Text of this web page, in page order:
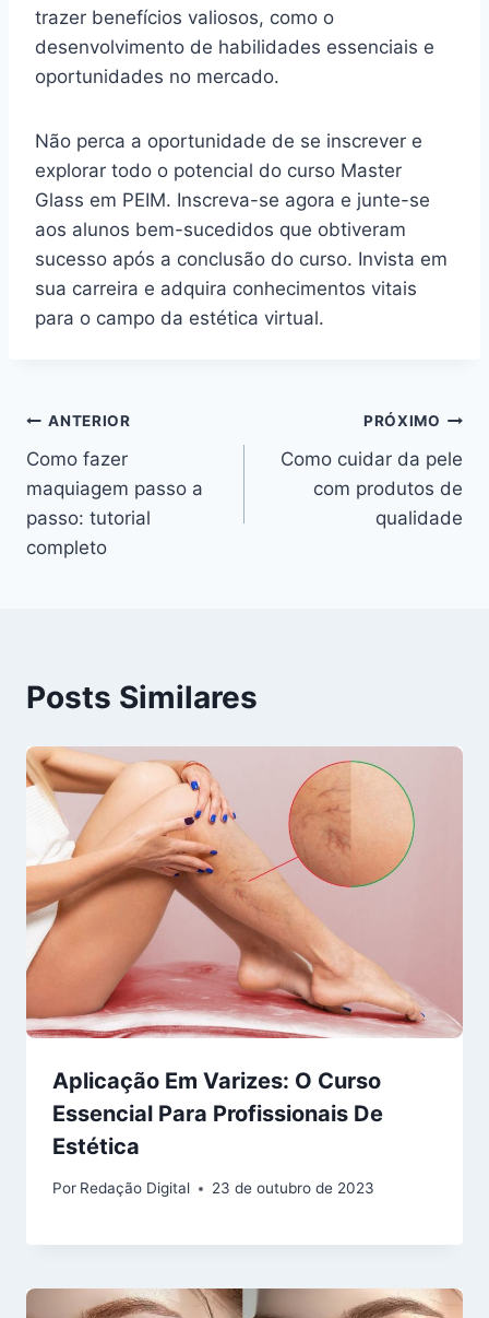
trazer benefícios valiosos, como o
desenvolvimento de habilidades essenciais e
oportunidades no mercado.
Não perca a oportunidade de se inscrever e
explorar todo o potencial do curso Master
Glass em PEIM. Inscreva-se agora e junte-se
aos alunos bem-sucedidos que obtiveram
sucesso após a conclusão do curso. Invista em
sua carreira e adquira conhecimentos vitais
para o campo da estética virtual.
Navegação
de
Post
ANTERIOR
Como fazer
maquiagem passo a
passo: tutorial
completo
PRÓXIMO
Como cuidar da pele
com produtos de
qualidade
Posts Similares
Aplicação Em Varizes: O Curso
Essencial Para Profissionais De
Estética
Por Redação Digital 23 de outubro de 2023